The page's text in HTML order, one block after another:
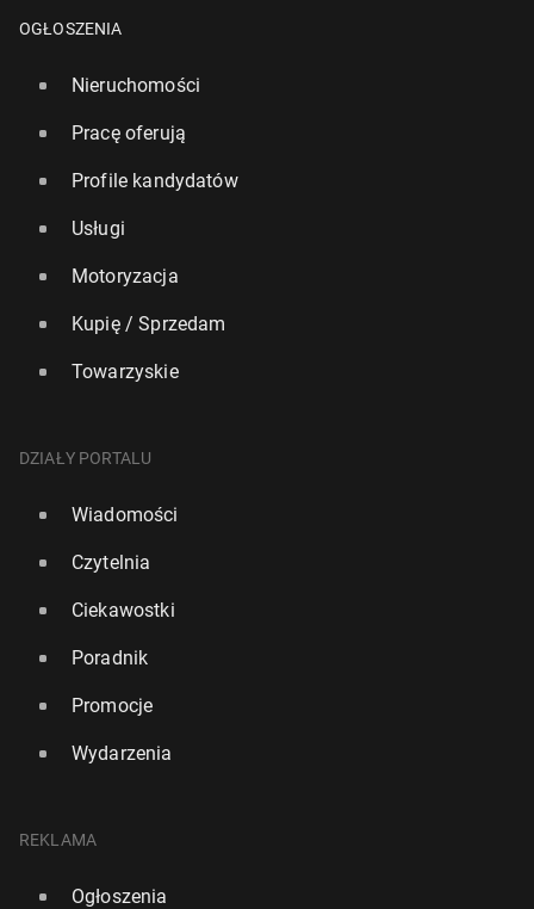
OGŁOSZENIA
Nieruchomości
Pracę oferują
Profile kandydatów
Usługi
Motoryzacja
Kupię / Sprzedam
Towarzyskie
DZIAŁY PORTALU
Wiadomości
Czytelnia
Ciekawostki
Poradnik
Promocje
Wydarzenia
REKLAMA
Ogłoszenia